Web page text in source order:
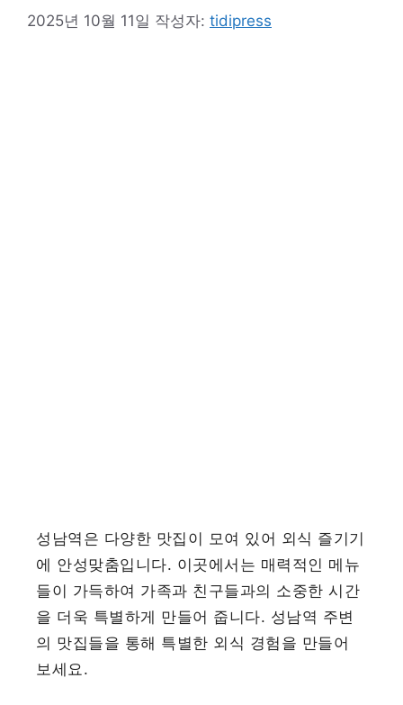
2025년 10월 11일 작성자: tidipress
성남역은 다양한 맛집이 모여 있어 외식 즐기기
에 안성맞춤입니다. 이곳에서는 매력적인 메뉴
들이 가득하여 가족과 친구들과의 소중한 시간
을 더욱 특별하게 만들어 줍니다. 성남역 주변
의 맛집들을 통해 특별한 외식 경험을 만들어
보세요.